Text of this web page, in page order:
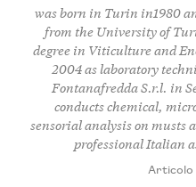
was born in Turin in1980
from the University of
degree in Viticulture and
2004 as laboratory
Fontanafredda S.r.l. in
conducts chemical,
sensorial analysis on musts
professional Italian
Articolo